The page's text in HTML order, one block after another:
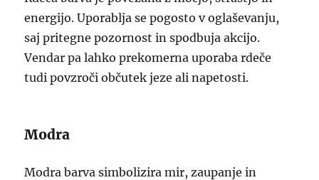
energijo. Uporablja se pogosto v oglaševanju,
saj pritegne pozornost in spodbuja akcijo.
Vendar pa lahko prekomerna uporaba rdeče
tudi povzroči občutek jeze ali napetosti.
Modra
Modra barva simbolizira mir, zaupanje in